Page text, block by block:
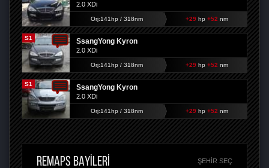
2.0 XDi
Orj:141hp / 318nm +29hp +52 nm
S1 SsangYong Kyron
2.0 XDi
Orj:141hp / 318nm +29hp +52 nm
S1 SsangYong Kyron
2.0 XDi
Orj:141hp / 318nm +29hp +52 nm
REMAPS BAYİLERİ ŞEHIR SEÇ